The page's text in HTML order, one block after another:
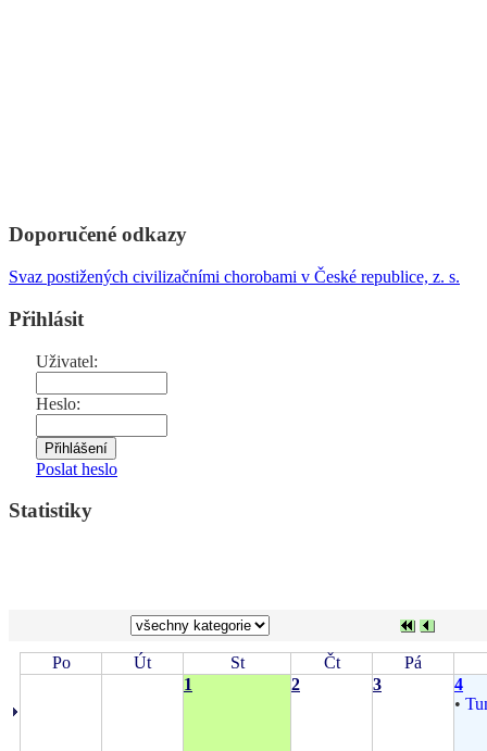
Doporučené odkazy
Svaz postižených civilizačními chorobami v České republice, z. s.
Přihlásit
Uživatel:
Heslo:
Poslat heslo
Statistiky
Po Út St Čt Pá
1
2 3
4
•